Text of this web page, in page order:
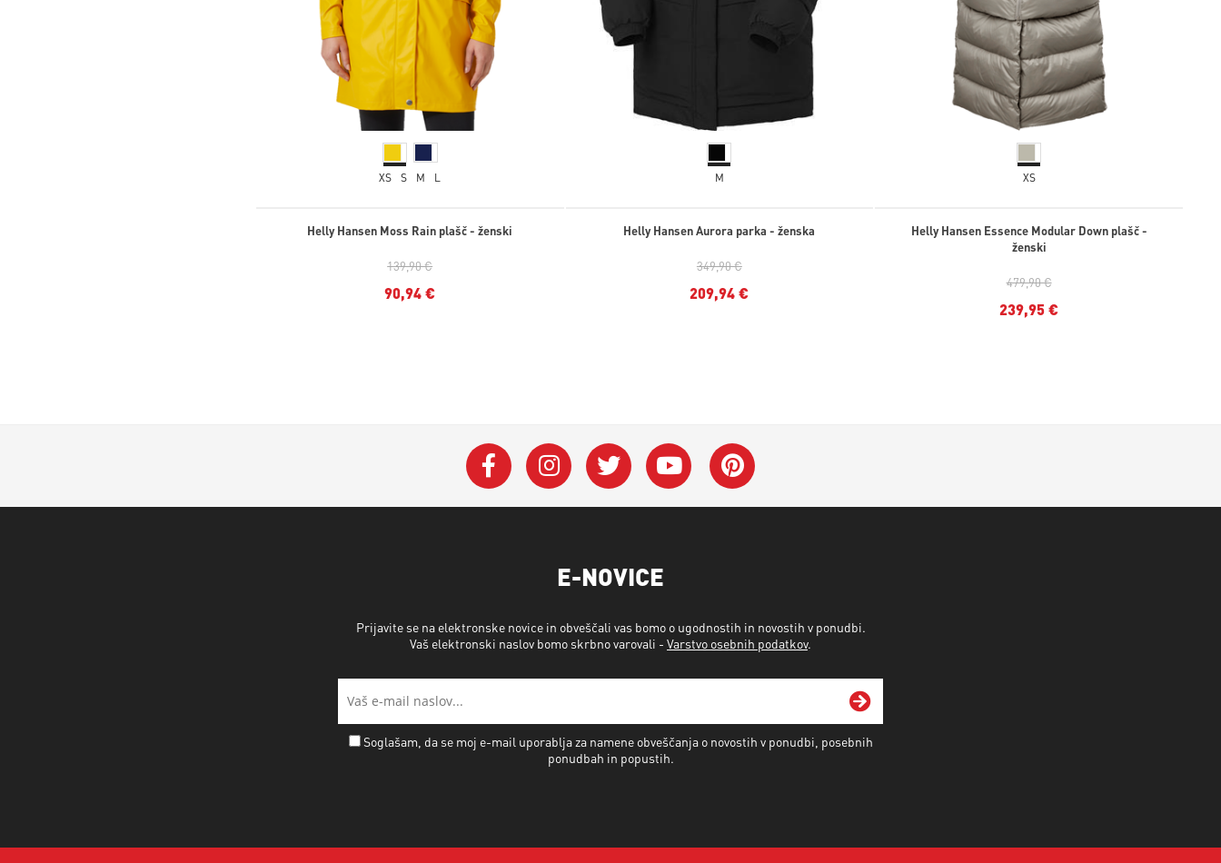
XS S M L
Helly Hansen Moss Rain plašč - ženski
139,90 €
90,94 €
M
Helly Hansen Aurora parka - ženska
349,90 €
209,94 €
XS
Helly Hansen Essence Modular Down plašč -
ženski
479,90 €
239,95 €
E-NOVICE
Prijavite se na elektronske novice in obveščali vas bomo o ugodnostih in novostih v ponudbi.
Vaš elektronski naslov bomo skrbno varovali - Varstvo osebnih podatkov.
Soglašam, da se moj e-mail uporablja za namene obveščanja o novostih v ponudbi, posebnih
ponudbah in popustih.